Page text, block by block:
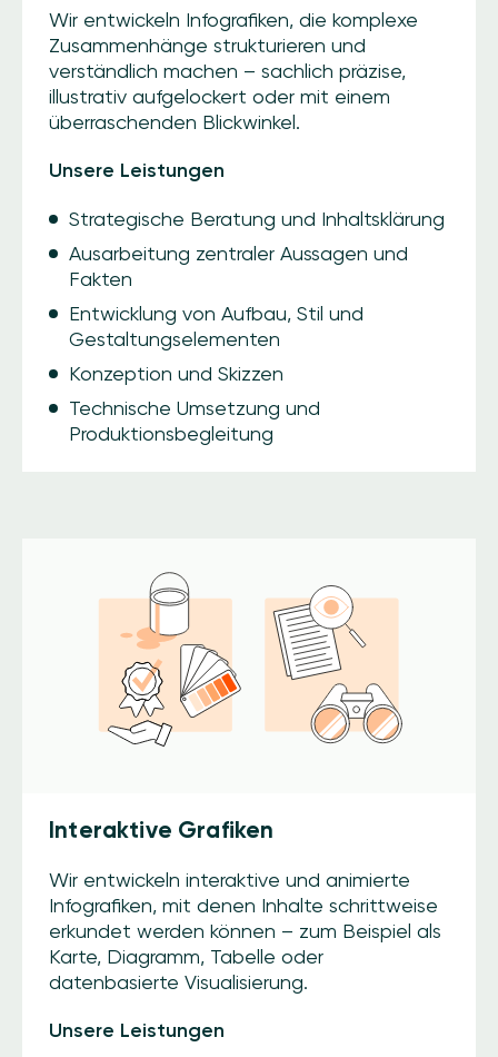
Wir entwickeln Infografiken, die komplexe
Zusammenhänge strukturieren und
verständlich machen – sachlich präzise,
illustrativ aufgelockert oder mit einem
überraschenden Blickwinkel.
Unsere Leistungen
Strategische Beratung und Inhaltsklärung
Ausarbeitung zentraler Aussagen und
Fakten
Entwicklung von Aufbau, Stil und
Gestaltungselementen
Konzeption und Skizzen
Technische Umsetzung und
Produktionsbegleitung
Interaktive Grafiken
Wir entwickeln interaktive und animierte
Infografiken, mit denen Inhalte schrittweise
erkundet werden können – zum Beispiel als
Karte, Diagramm, Tabelle oder
datenbasierte Visualisierung.
Unsere Leistungen